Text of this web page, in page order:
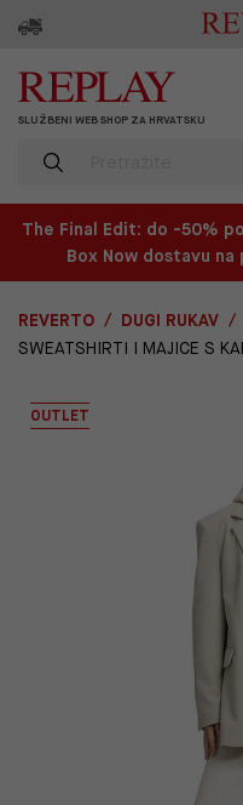
SLUŽBENI WEB SHOP ZA HRVATSKU
The Final Edit: do -50%
Box Now dostavu
REVERTO
DUGI RUKAV
SWEATSHIRTI I MAJICE S
OUTLET